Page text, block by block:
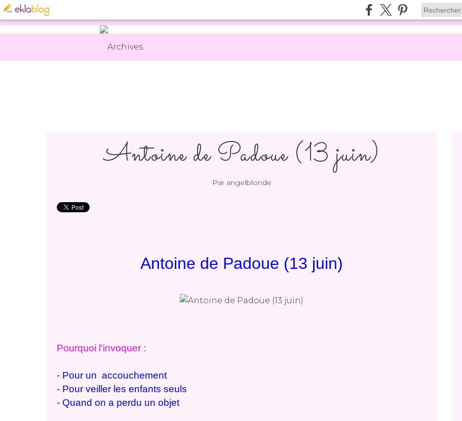
Archives
Antoine de Padoue (13 juin)
Par angelblonde
Antoine de Padoue (13 juin)
Pourquoi l'invoquer :
- Pour un accouchement
- Pour veiller les enfants seuls
- Quand on a perdu un objet